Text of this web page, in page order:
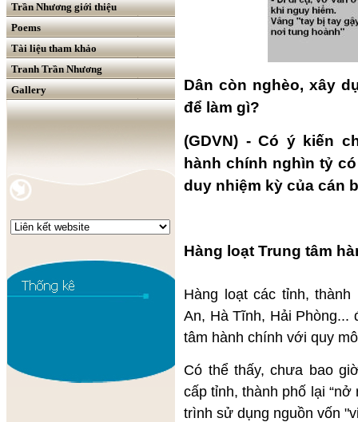
Trần Nhương giới thiệu
Poems
Tài liệu tham khảo
Tranh Trần Nhương
Gallery
Dân còn nghèo, xây
để làm gì?
(GDVN) - Có ý kiến
hành chính nghìn tỷ
duy nhiệm kỳ của cán
Hàng loạt Trung tâm
Hàng loạt các tỉnh,
An, Hà Tĩnh, Hải Phòng...
tâm hành chính với quy
Có thể thấy, chưa bao
cấp tỉnh, thành phố lại
trình sử dụng nguồn vốn